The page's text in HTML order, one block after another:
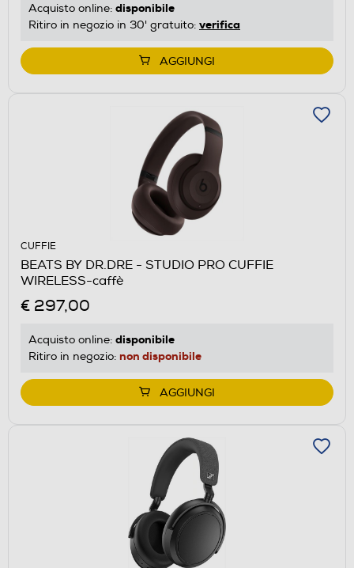
Acquisto online: disponibile
Ritiro in negozio in 30' gratuito: verifica
AGGIUNGI
CUFFIE
BEATS BY DR.DRE - STUDIO PRO CUFFIE
WIRELESS-caffè
€ 297,00
Acquisto online: disponibile
Ritiro in negozio: non disponibile
AGGIUNGI